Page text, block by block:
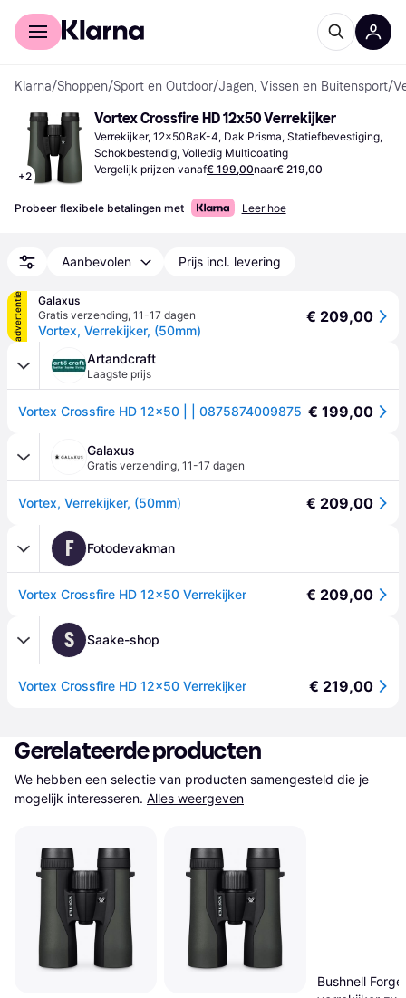
Voor shoppers
Klarna/Shoppen/Sport en Outdoor/Jagen, Vissen en Buitensport/
+2
Vortex Crossfire HD 12x50 Verrekijker
Verrekijker, 12x50BaK-4, Dak Prisma, Statiefbevestiging,
Schokbestendig, Volledig Multicoating
Vergelijk prijzen vanaf€ 199,00naar€ 219,00
Probeer flexibele betalingen met Leer hoe
Aanbevolen Prijs incl. levering
advertentie
Galaxus
Gratis verzending, 11-17 dagen
Vortex, Verrekijker, (50mm)
€ 209,00
Artandcraft
Laagste prijs
Vortex Crossfire HD 12x50 | | 0875874009875 € 199,00
Galaxus
Gratis verzending, 11-17 dagen
Vortex, Verrekijker, (50mm) € 209,00
F Fotodevakman
Vortex Crossfire HD 12x50 Verrekijker € 209,00
S Saake-shop
Vortex Crossfire HD 12x50 Verrekijker € 219,00
Gerelateerde producten
We hebben een selectie van producten samengesteld die je
mogelijk interesseren. Alles weergeven
Bushnell